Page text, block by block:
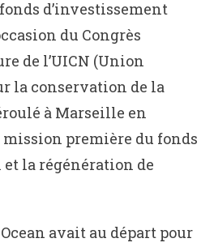
d’investissement
du Congrès
de l’UICN (Union
la conservation de la
à Marseille en
mission première du fonds
la régénération de
avait au départ pour